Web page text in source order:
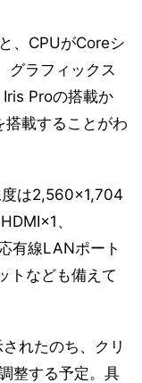
、CPUがCoreシ
グラフィックス
Proの搭載か
載することがわ
は2,560×1,704
、
有線LANポート
トなども備えて
れたのち、クリ
整する予定。具